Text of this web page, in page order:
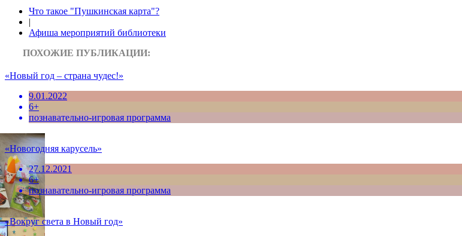
Что такое "Пушкинская карта"?
|
Афиша мероприятий библиотеки
ПОХОЖИЕ ПУБЛИКАЦИИ:
«Новый год – страна чудес!»
9.01.2022
6+
познавательно-игровая программа
«Новогодняя карусель»
27.12.2021
6+
познавательно-игровая программа
«Вокруг света в Новый год»